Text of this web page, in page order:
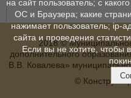
2018 ©
дополнительного
В.В. Ковалева»
©
на сайт пользователь; с
ОС и Браузера; какие
нажимает пользователь; ip-
сайта и проведения
Если вы не хотите, чтобы